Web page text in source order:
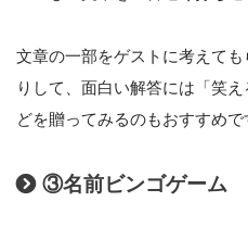
文章の一部をゲストに考えて
りして、面白い解答には「笑
どを贈ってみるのもおすすめで
③名前ビンゴゲーム